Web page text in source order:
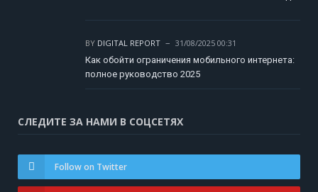
BY DIGITAL REPORT
31/08/2025 00:31
Как обойти ограничения мобильного интернета:
полное руководство 2025
СЛЕДИТЕ ЗА НАМИ В СОЦСЕТЯХ
Follow on Twitter